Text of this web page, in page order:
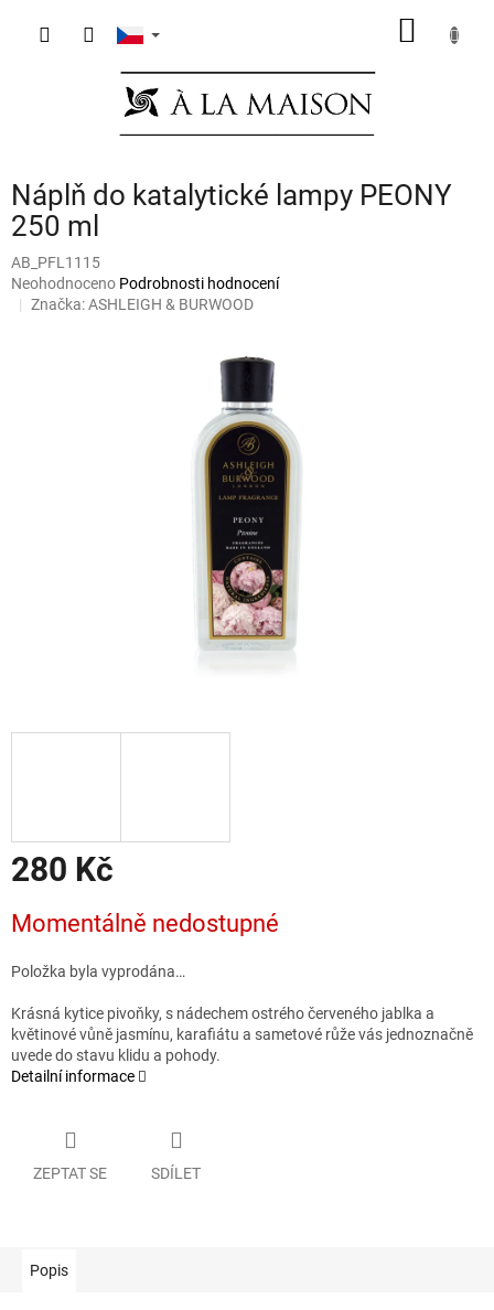
Náplň do katalytické lampy PEONY
250 ml
AB_PFL1115
Průměrné
hodnocení
Neohodnoceno Podrobnosti hodnocení
Značka:ASHLEIGH & BURWOOD
280 Kč
cena:
Momentálně nedostupné
Položka byla vyprodána…
Krásná kytice pivoňky, s nádechem ostrého červeného jablka a
květinové vůně jasmínu, karafiátu a sametové růže vás jednoznačně
uvede do stavu klidu a pohody.
Detailní informace
ZEPTAT SE SDÍLET
Popis